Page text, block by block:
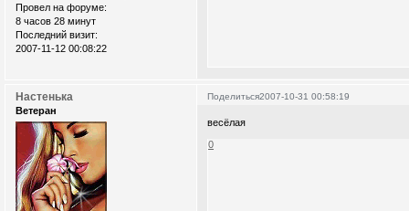
Провел на форуме:
8 часов 28 минут
Последний визит:
2007-11-12 00:08:22
Поделиться2007-10-31 00:58:19
Настенька
Ветеран
весёлая
0